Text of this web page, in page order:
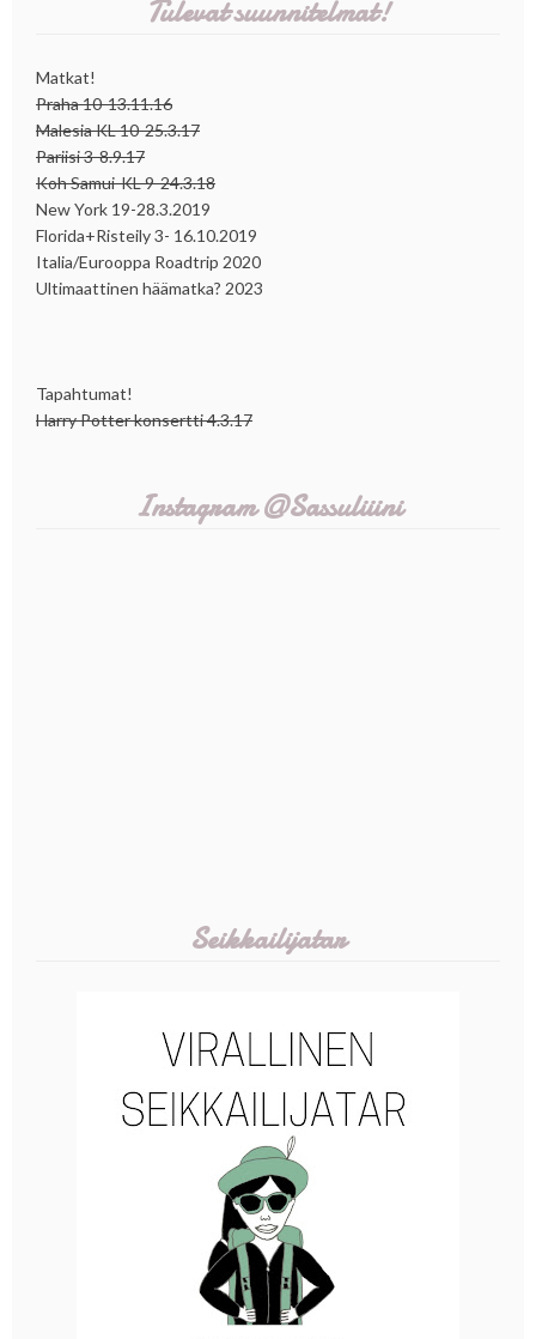
Tulevat suunnitelmat!
Matkat!
Praha 10-13.11.16
Malesia KL 10-25.3.17
Pariisi 3-8.9.17
Koh Samui-KL 9-24.3.18
New York 19-28.3.2019
Florida+Risteily 3- 16.10.2019
Italia/Eurooppa Roadtrip 2020
Ultimaattinen häämatka? 2023
Tapahtumat!
Harry Potter konsertti 4.3.17
Instagram @Sassuliiini
Seikkailijatar